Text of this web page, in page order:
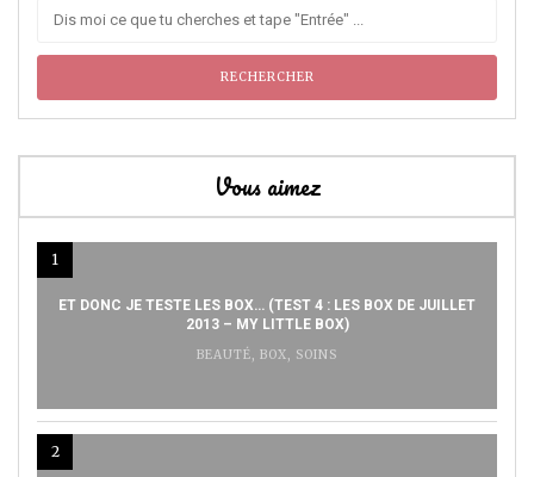
Vous aimez
1
ET DONC JE TESTE LES BOX… (TEST 4 : LES BOX DE JUILLET
2013 – MY LITTLE BOX)
BEAUTÉ BOX SOINS
2